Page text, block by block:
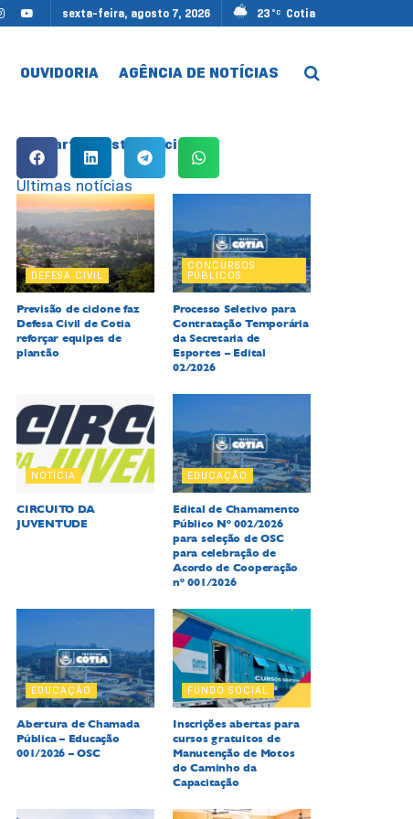
sexta-feira, agosto 7, 2026 23 °C Cotia
OUVIDORIA AGÊNCIA DE NOTÍCIAS
Compartilhe esta notícia:
Últimas notícias
DEFESA CIVIL
Previsão de ciclone faz
Defesa Civil de Cotia
reforçar equipes de
plantão
CONCURSOS
PÚBLICOS
Processo Seletivo para
Contratação Temporária
da Secretaria de
Esportes – Edital
02/2026
NOTÍCIA
CIRCUITO DA
JUVENTUDE
EDUCAÇÃO
Edital de Chamamento
Público Nº 002/2026
para seleção de OSC
para celebração de
Acordo de Cooperação
nº 001/2026
EDUCAÇÃO
Abertura de Chamada
Pública – Educação
001/2026 – OSC
FUNDO SOCIAL
Inscrições abertas para
cursos gratuitos de
Manutenção de Motos
do Caminho da
Capacitação